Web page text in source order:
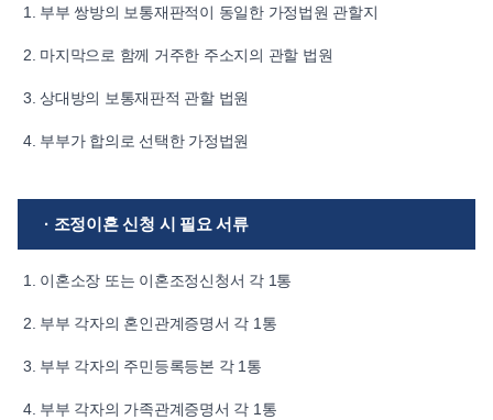
부부 쌍방의 보통재판적이 동일한 가정법원 관할지
마지막으로 함께 거주한 주소지의 관할 법원
상대방의 보통재판적 관할 법원
부부가 합의로 선택한 가정법원
· 조정이혼 신청 시 필요 서류
이혼소장 또는 이혼조정신청서 각 1통
부부 각자의 혼인관계증명서 각 1통
부부 각자의 주민등록등본 각 1통
부부 각자의 가족관계증명서 각 1통